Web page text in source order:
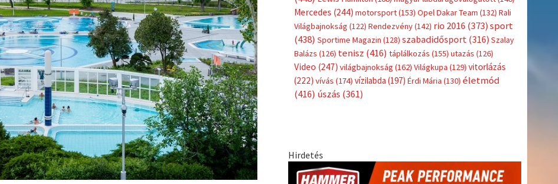
Címkék
asztalitenisz(130) atlétika(144)autosport(123)Babos